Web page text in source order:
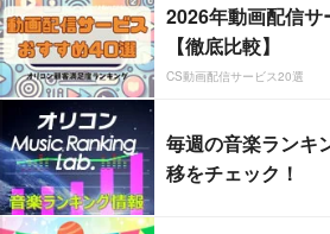
2026年動画配信
【徹底比較】
CS動画配信サービス20選
毎週の音楽ランキ
移をチェック！